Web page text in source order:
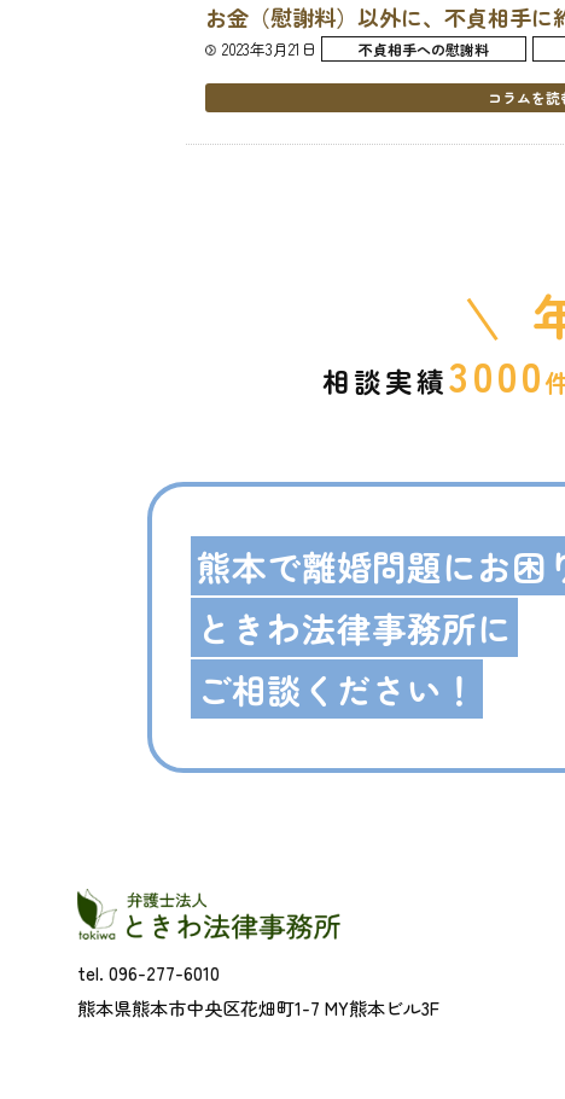
お金（慰謝料）以外に、不貞相手に
2023年3月21日 不貞相手への慰謝料
コラムを読
相談実績3000
熊本で離婚問題にお困
ときわ法律事務所に
ご相談ください！
tel. 096-277-6010
熊本県熊本市中央区花畑町1-7 MY熊本ビル3F